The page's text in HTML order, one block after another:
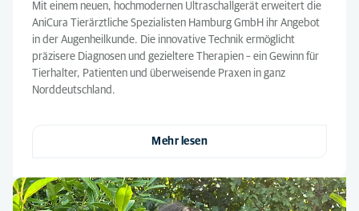
Mit einem neuen, hochmodernen Ultraschallgerät erweitert die
AniCura Tierärztliche Spezialisten Hamburg GmbH ihr Angebot
in der Augenheilkunde. Die innovative Technik ermöglicht
präzisere Diagnosen und gezieltere Therapien – ein Gewinn für
Tierhalter, Patienten und überweisende Praxen in ganz
Norddeutschland.
Mehr lesen